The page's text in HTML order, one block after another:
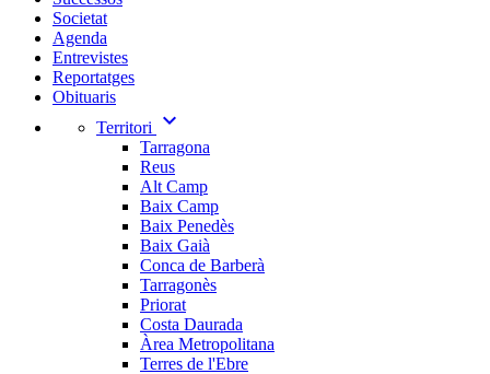
Societat
Agenda
Entrevistes
Reportatges
Obituaris
Territori
expand_more
Tarragona
Reus
Alt Camp
Baix Camp
Baix Penedès
Baix Gaià
Conca de Barberà
Tarragonès
Priorat
Costa Daurada
Àrea Metropolitana
Terres de l'Ebre